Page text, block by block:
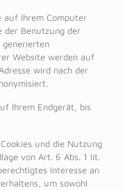
auf Ihrem Computer
der Benutzung der
generierten
Website werden auf
wird nach der
Ihrem Endgerät, bis
und die Nutzung
von Art. 6 Abs. 1 lit.
Interesse an
um sowohl